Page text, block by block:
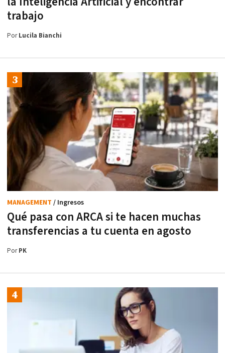
trabajo
PorLucila Bianchi
Qué pasa con ARCA si te hacen muchas
transferencias a tu cuenta en agosto
MANAGEMENT / Ingresos
PorPK